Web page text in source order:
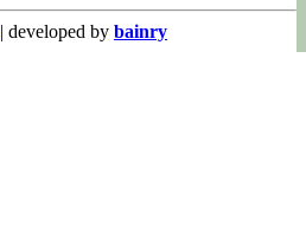
| developed by bainry